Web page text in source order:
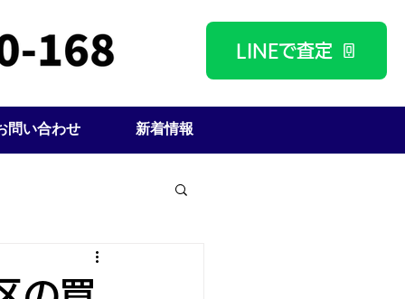
LINEで査定
問い合わせ 新着情報